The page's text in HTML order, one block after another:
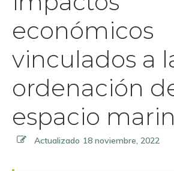
económicos
vinculados a
ordenación
espacio
Actualizado 18 noviembre, 2022